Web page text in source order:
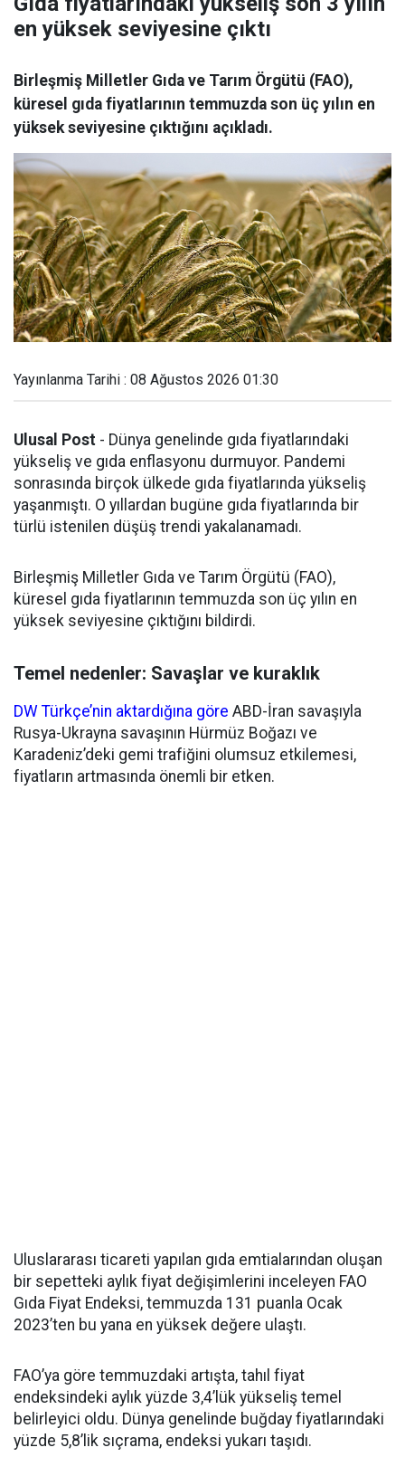
en yüksek seviyesine çıktı
Birleşmiş Milletler Gıda ve Tarım Örgütü (FAO),
küresel gıda fiyatlarının temmuzda son üç yılın en
yüksek seviyesine çıktığını açıkladı.
Yayınlanma Tarihi : 08 Ağustos 2026 01:30
Ulusal Post - Dünya genelinde gıda fiyatlarındaki
yükseliş ve gıda enflasyonu durmuyor. Pandemi
sonrasında birçok ülkede gıda fiyatlarında yükseliş
yaşanmıştı. O yıllardan bugüne gıda fiyatlarında bir
türlü istenilen düşüş trendi yakalanamadı.
Birleşmiş Milletler Gıda ve Tarım Örgütü (FAO),
küresel gıda fiyatlarının temmuzda son üç yılın en
yüksek seviyesine çıktığını bildirdi.
Temel nedenler: Savaşlar ve kuraklık
DW Türkçe’nin aktardığına göre ABD-İran savaşıyla
Rusya-Ukrayna savaşının Hürmüz Boğazı ve
Karadeniz’deki gemi trafiğini olumsuz etkilemesi,
fiyatların artmasında önemli bir etken.
Uluslararası ticareti yapılan gıda emtialarından oluşan
bir sepetteki aylık fiyat değişimlerini inceleyen FAO
Gıda Fiyat Endeksi, temmuzda 131 puanla Ocak
2023’ten bu yana en yüksek değere ulaştı.
FAO’ya göre temmuzdaki artışta, tahıl fiyat
endeksindeki aylık yüzde 3,4’lük yükseliş temel
belirleyici oldu. Dünya genelinde buğday fiyatlarındaki
yüzde 5,8’lik sıçrama, endeksi yukarı taşıdı.